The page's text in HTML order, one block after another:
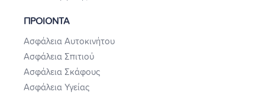
ΠΡΟΙΟΝΤΑ
Ασφάλεια Αυτοκινήτου
Ασφάλεια Σπιτιού
Ασφάλεια Σκάφους
Ασφάλεια Υγείας